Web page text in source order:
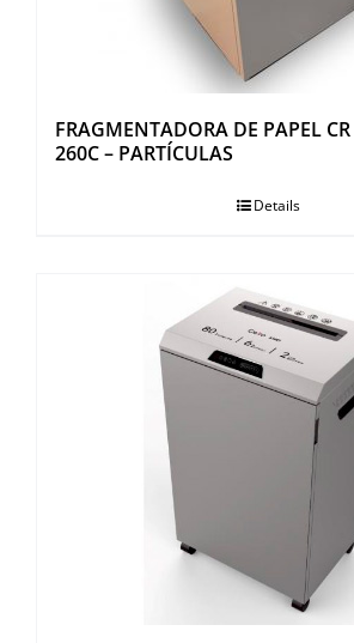
FRAGMENTADORA DE PAPEL
260C – PARTÍCULAS
Details